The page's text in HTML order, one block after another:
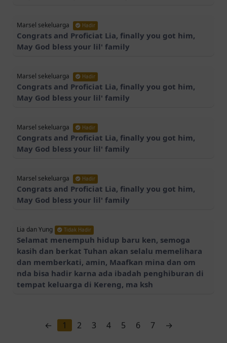
Marsel sekeluarga Hadir
Congrats and Proficiat Lia, finally you got him,
May God bless your lil' family
Marsel sekeluarga Hadir
Congrats and Proficiat Lia, finally you got him,
May God bless your lil' family
Marsel sekeluarga Hadir
Congrats and Proficiat Lia, finally you got him,
May God bless your lil' family
Marsel sekeluarga Hadir
Congrats and Proficiat Lia, finally you got him,
May God bless your lil' family
Lia dan Yung Tidak Hadir
Selamat menempuh hidup baru ken, semoga
kasih dan berkat Tuhan akan selalu memelihara
dan memberkati, amin, Maafkan mina dan om
nda bisa hadir karna ada ibadah penghiburan di
tempat keluarga di Kereng, ma ksh
← 1 2 3 4 5 6 7 →